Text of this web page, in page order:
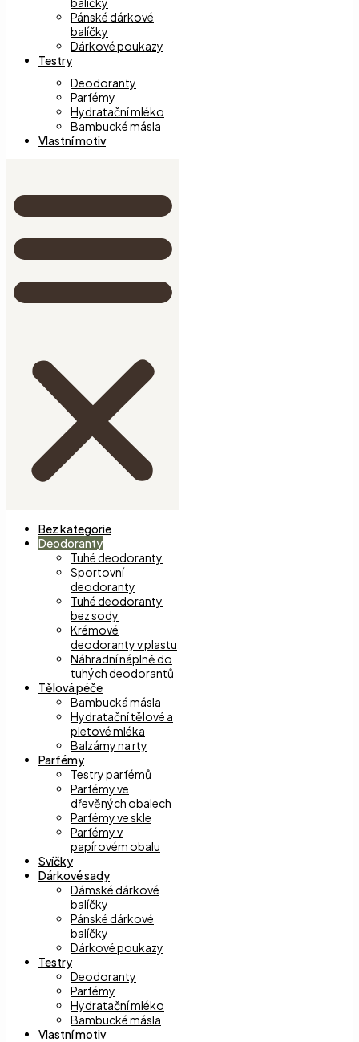
Pánské dárkové
balíčky
Dárkové poukazy
Testry
Deodoranty
Parfémy
Hydratační mléko
Bambucké másla
Vlastní motiv
Bez kategorie
Deodoranty
Tuhé deodoranty
Sportovní
deodoranty
Tuhé deodoranty
bez sody
Krémové
deodoranty v plastu
Náhradní náplně do
tuhých deodorantů
Tělová péče
Bambucká másla
Hydratační tělové a
pletové mléka
Balzámy na rty
Parfémy
Testry parfémů
Parfémy ve
dřevěných obalech
Parfémy ve skle
Parfémy v
papírovém obalu
Svíčky
Dárkové sady
Dámské dárkové
balíčky
Pánské dárkové
balíčky
Dárkové poukazy
Testry
Deodoranty
Parfémy
Hydratační mléko
Bambucké másla
Vlastní motiv